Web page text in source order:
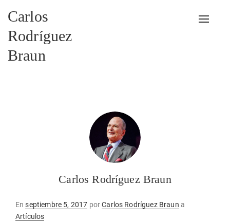
Carlos
Rodríguez
Braun
Carlos Rodríguez Braun
EnPublicado
en
septiembre 5, 2017 porCarlos Rodríguez Braun a
Artículos